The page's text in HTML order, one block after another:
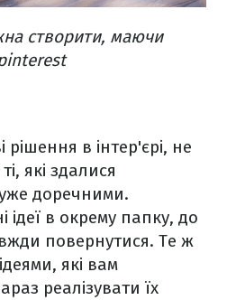
створити, маючи
в інтер'єрі, не
які здалися
доречними.
ідеї в окрему папку, до
повернутися. Те ж
які вам
реалізувати їх